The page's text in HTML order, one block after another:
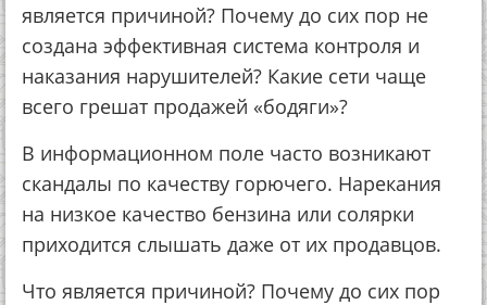
является причиной? Почему до сих пор не
создана эффективная система контроля и
наказания нарушителей? Какие сети чаще
всего грешат продажей «бодяги»?
В информационном поле часто возникают
скандалы по качеству горючего. Нарекания
на низкое качество бензина или солярки
приходится слышать даже от их продавцов.
Что является причиной? Почему до сих пор